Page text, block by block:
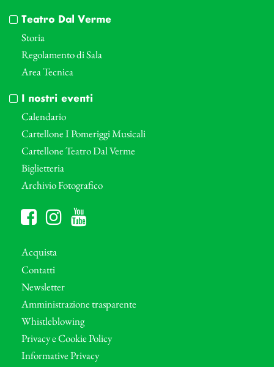
Teatro Dal Verme
Storia
Regolamento di Sala
Area Tecnica
I nostri eventi
Calendario
Cartellone I Pomeriggi Musicali
Cartellone Teatro Dal Verme
Biglietteria
Archivio Fotografico
Acquista
Contatti
Newsletter
Amministrazione trasparente
Whistleblowing
Privacy e Cookie Policy
Informative Privacy